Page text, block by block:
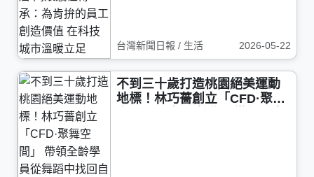
台灣新聞日報 / 生活 2026-05-22
不到三十歲打造桃園絕美運動
地標！林巧薔創立「CFD·聚舞